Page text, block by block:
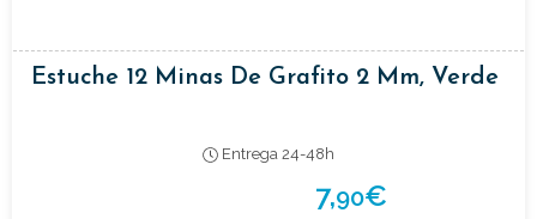
Estuche 12 Minas De Grafito 2 Mm, Verde
Entrega 24-48h
7,90€